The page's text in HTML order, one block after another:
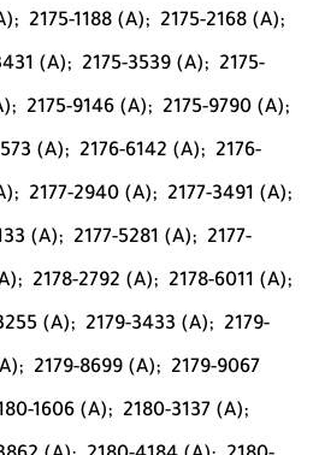
2175-1188 (A); 2175-2168 (A);
(A); 2175-3539 (A); 2175-
2175-9146 (A); 2175-9790 (A);
(A); 2176-6142 (A); 2176-
2177-2940 (A); 2177-3491 (A);
(A); 2177-5281 (A); 2177-
2178-2792 (A); 2178-6011 (A);
(A); 2179-3433 (A); 2179-
2179-8699 (A); 2179-9067
1606 (A); 2180-3137 (A);